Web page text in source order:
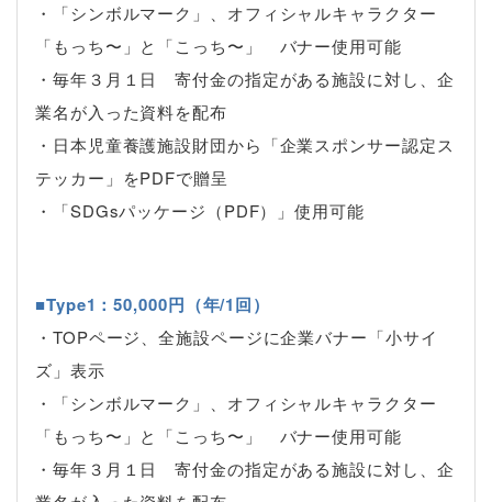
・「シンボルマーク」、オフィシャルキャラクター
「もっち〜」と「こっち〜」 バナー使用可能
・毎年３月１日 寄付金の指定がある施設に対し、企
業名が入った資料を配布
・日本児童養護施設財団から「企業スポンサー認定ス
テッカー」をPDFで贈呈
・「SDGsパッケージ（PDF）」使用可能
■Type1：50,000円（年/1回）
・TOPページ、全施設ページに企業バナー「小サイ
ズ」表示
・「シンボルマーク」、オフィシャルキャラクター
「もっち〜」と「こっち〜」 バナー使用可能
・毎年３月１日 寄付金の指定がある施設に対し、企